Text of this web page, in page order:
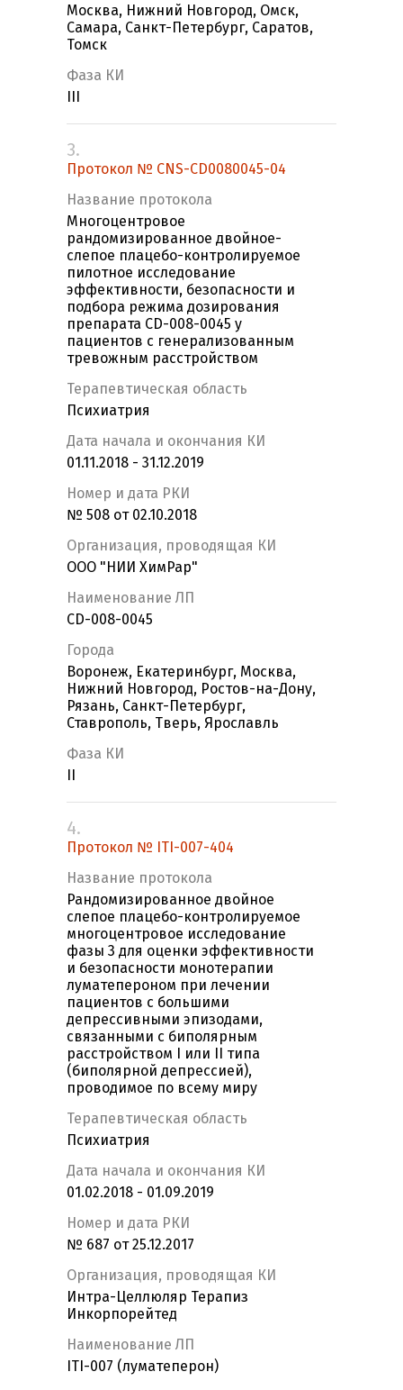
Москва, Нижний Новгород, Омск,
Самара, Санкт-Петербург, Саратов,
Томск
Фаза КИ
3.
Протокол № CNS-CD0080045-04
Название протокола
Многоцентровое
рандомизированное двойное-
слепое плацебо-контролируемое
пилотное исследование
эффективности, безопасности и
подбора режима дозирования
препарата CD-008-0045 у
пациентов с генерализованным
тревожным расстройством
Терапевтическая область
Психиатрия
Дата начала и окончания КИ
01.11.2018 - 31.12.2019
Номер и дата РКИ
№ 508 от 02.10.2018
Организация, проводящая КИ
ООО "НИИ ХимРар"
Наименование ЛП
CD-008-0045
Города
Воронеж, Екатеринбург, Москва,
Нижний Новгород, Ростов-на-Дону,
Рязань, Санкт-Петербург,
Ставрополь, Тверь, Ярославль
Фаза КИ
4.
Протокол № ITI-007-404
Название протокола
Рандомизированное двойное
слепое плацебо-контролируемое
многоцентровое исследование
фазы 3 для оценки эффективности
и безопасности монотерапии
луматепероном при лечении
пациентов с большими
депрессивными эпизодами,
связанными с биполярным
расстройством I или II типа
(биполярной депрессией),
проводимое по всему миру
Терапевтическая область
Психиатрия
Дата начала и окончания КИ
01.02.2018 - 01.09.2019
Номер и дата РКИ
№ 687 от 25.12.2017
Организация, проводящая КИ
Интра-Целлюляр Терапиз
Инкорпорейтед
Наименование ЛП
ITI-007 (луматеперон)